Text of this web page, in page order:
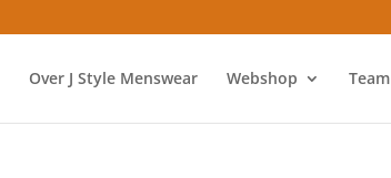
Over J Style Menswear Webshop Team